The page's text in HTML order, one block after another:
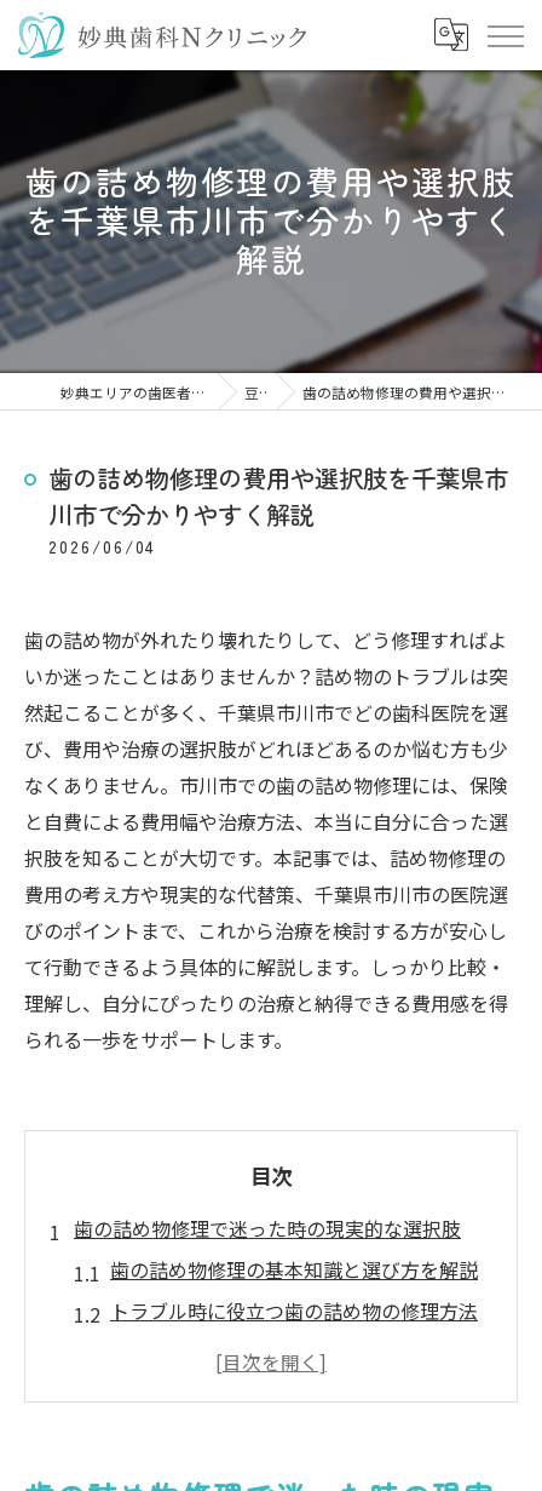
歯の詰め物修理の費用や選択肢
を千葉県市川市で分かりやすく
解説
妙典エリアの歯医者なら妙典歯科Nクリニック 豆知識 歯の詰め物修理の費用や選択肢を千葉県市川市で分かりやすく解説
歯の詰め物修理の費用や選択肢を千葉県市
川市で分かりやすく解説
2026/06/04
歯の詰め物が外れたり壊れたりして、どう修理すればよ
いか迷ったことはありませんか？詰め物のトラブルは突
然起こることが多く、千葉県市川市でどの歯科医院を選
び、費用や治療の選択肢がどれほどあるのか悩む方も少
なくありません。市川市での歯の詰め物修理には、保険
と自費による費用幅や治療方法、本当に自分に合った選
択肢を知ることが大切です。本記事では、詰め物修理の
費用の考え方や現実的な代替策、千葉県市川市の医院選
びのポイントまで、これから治療を検討する方が安心し
て行動できるよう具体的に解説します。しっかり比較・
理解し、自分にぴったりの治療と納得できる費用感を得
られる一歩をサポートします。
目次
歯の詰め物修理で迷った時の現実的な選択肢
歯の詰め物修理の基本知識と選び方を解説
トラブル時に役立つ歯の詰め物の修理方法
修理か交換か迷う歯の詰め物の判断ポイン